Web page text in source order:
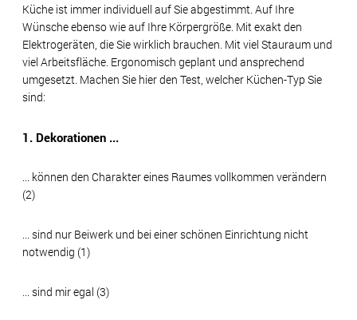
Küche ist immer individuell auf Sie abgestimmt. Auf Ihre
Wünsche ebenso wie auf Ihre Körpergröße. Mit exakt den
Elektrogeräten, die Sie wirklich brauchen. Mit viel Stauraum und
viel Arbeitsfläche. Ergonomisch geplant und ansprechend
umgesetzt. Machen Sie hier den Test, welcher Küchen-Typ Sie
sind:
1. Dekorationen ...
... können den Charakter eines Raumes vollkommen verändern
(2)
... sind nur Beiwerk und bei einer schönen Einrichtung nicht
notwendig (1)
... sind mir egal (3)